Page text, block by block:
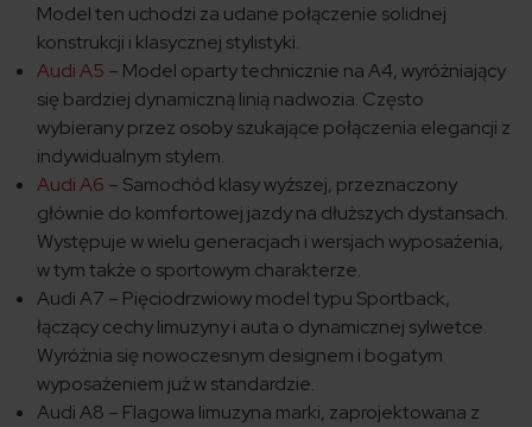
Model ten uchodzi za udane połączenie solidnej
konstrukcji i klasycznej stylistyki.
Audi A5 – Model oparty technicznie na A4, wyróżniający
się bardziej dynamiczną linią nadwozia. Często
wybierany przez osoby szukające połączenia elegancji z
indywidualnym stylem.
Audi A6 – Samochód klasy wyższej, przeznaczony
głównie do komfortowej jazdy na dłuższych dystansach.
Występuje w wielu generacjach i wersjach wyposażenia,
w tym także o sportowym charakterze.
Audi A7 – Pięciodrzwiowy model typu Sportback,
łączący cechy limuzyny i auta o dynamicznej sylwetce.
Wyróżnia się nowoczesnym designem i bogatym
wyposażeniem już w standardzie.
Audi A8 – Flagowa limuzyna marki, zaprojektowana z